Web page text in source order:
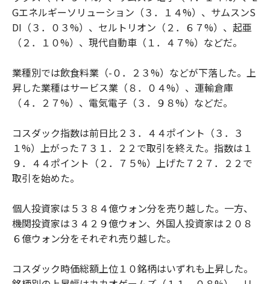
Gエネルギーソリューション（３．１４%）、サムスンS
DI（３．０３%）、セルトリオン（２．６７%）、起亜
（２．１０%）、現代自動車（１．４７%）などだ。
業種別では飲食料業（-０．２３%）などが下落した。上
昇した業種はサービス業（８．０４%）、運輸倉庫
（４．２７%）、電気電子（３．９８%）などだ。
コスダック指数は前日比２３．４４ポイント（３．３
１%）上がった７３１．２２で取引を終えた。指数は１
９．４４ポイント（２．７５%）上げた７２７．２２で
取引を始めた。
個人投資家は５３８４億ウォン分を売り越した。一方、
機関投資家は３４２９億ウォン、外国人投資家は２０８
６億ウォン分をそれぞれ売り越した。
コスダック時価総額上位１０銘柄はいずれも上昇した。